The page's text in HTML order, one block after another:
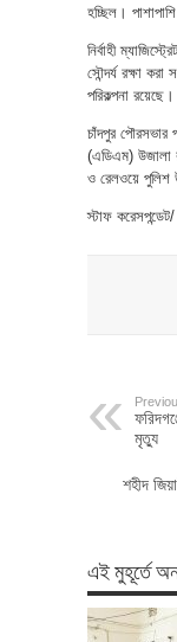
হচ্ছিল।
নির্বাহী
সৌন্দর্য রক্ষা করা
পরিকল্পনা
চাঁদপুর পৌরসভার
(এডিএম) উজালা
ও রেলওয়ে পুলিশ
স্টাফ
মৃত্যু
শহীদ
এই মুহূর্তে